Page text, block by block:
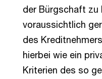
der Bürgschaft zu
voraussichtlich
des
hierbei wie ein
Kriterien des so